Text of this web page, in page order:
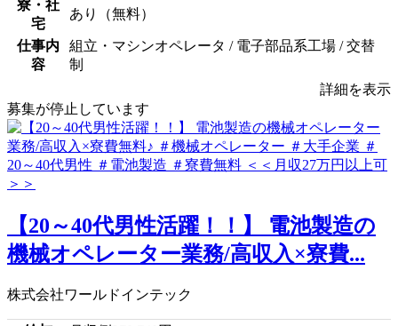
寮・社
宅
あり（無料）
仕事内
容
組立・マシンオペレータ / 電子部品系工場 / 交替
制
詳細を表示
募集が停止しています
【20～40代男性活躍！！】 電池製造の
機械オペレーター業務/高収入×寮費...
株式会社ワールドインテック